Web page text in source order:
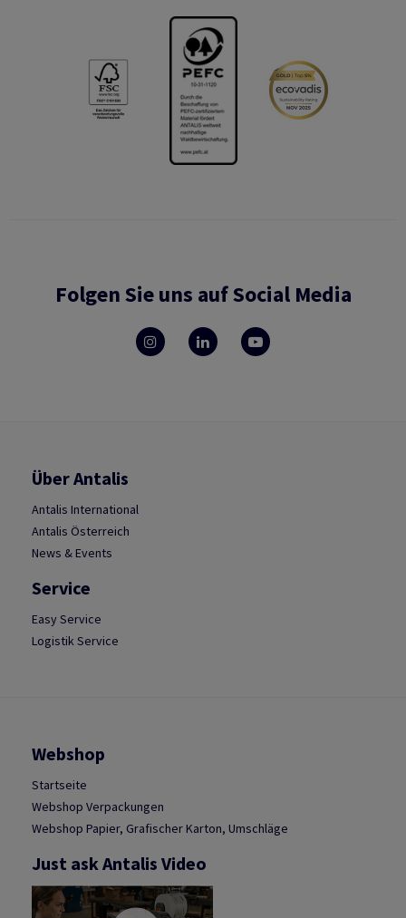
Folgen Sie uns auf Social Media
Über Antalis
Antalis International
Antalis Österreich
News & Events
Service
Easy Service
Logistik Service
Webshop
Startseite
Webshop Verpackungen
Webshop Papier, Grafischer Karton, Umschläge
Just ask Antalis Video